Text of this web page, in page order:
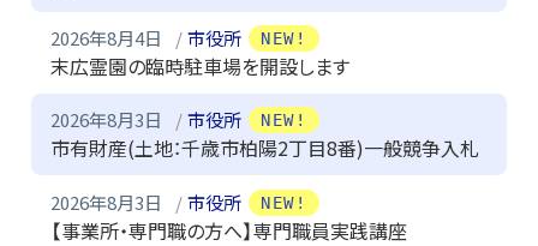
2026年8月4日 市役所
末広霊園の臨時駐車場を開設します
NEW!
2026年8月3日 市役所
市有財産(土地：千歳市柏陽2丁目8番)一般競争入札
NEW!
2026年8月3日 市役所
【事業所・専門職の方へ】専門職員実践講座
NEW!